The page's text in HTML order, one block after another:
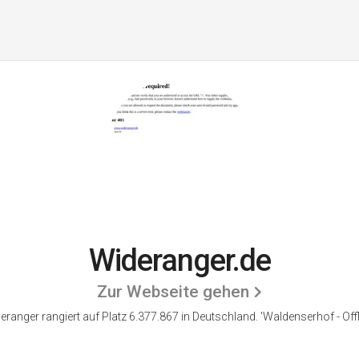
Wideranger.de
Zur Webseite gehen
rangiert auf Platz 6.377.867 in Deutschland. 'Waldenserhof -